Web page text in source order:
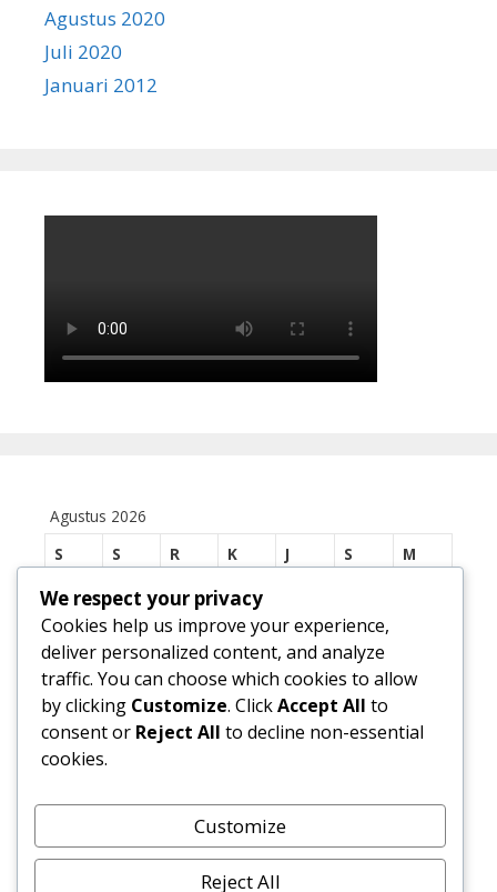
Agustus 2020
Juli 2020
Januari 2012
Agustus 2026
S
S R K J S
M
3
4 5 6 8
10
11 12 13 14 15
16
17
18 19 20 21 22
24
31
« Jul
We respect your privacy
Cookies help us improve your experience,
deliver personalized content, and analyze
traffic. You can choose which cookies to allow
by clicking Customize. ClickAccept All to
consent or Reject All to decline non-essential
cookies.
Customize
Reject All